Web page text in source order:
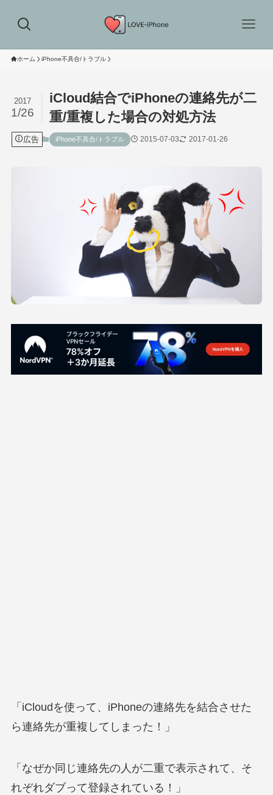
ホーム iPhone不具合/トラブル
iCloud結合でiPhoneの連絡先が二
重/重複した場合の対処方法
2017
1/26
広告 iPhone不具合/トラブル 2015-07-03 2017-01-26
「iCloudを使って、iPhoneの連絡先を結合させた
ら連絡先が重複してしまった！」
「なぜか同じ連絡先の人が二重で表示されて、そ
れぞれダブって登録されている！」